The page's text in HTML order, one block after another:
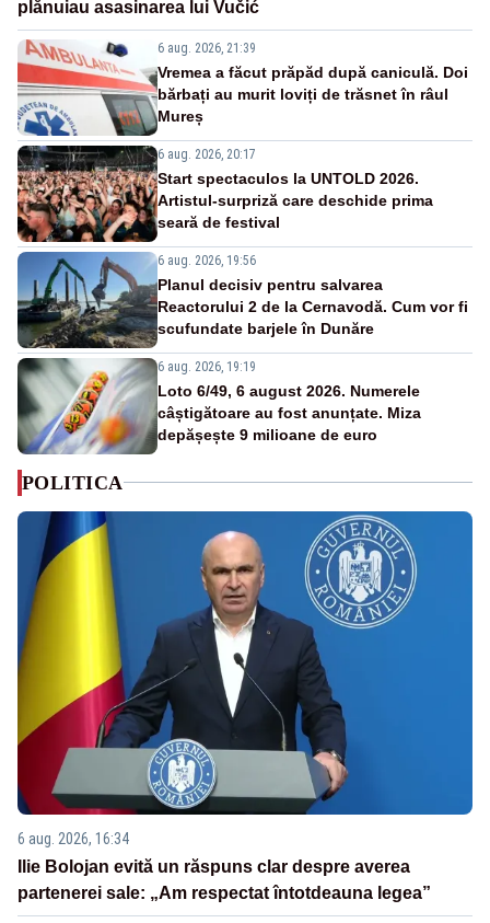
plănuiau asasinarea lui Vučić
6 aug. 2026, 21:39
Vremea a făcut prăpăd după caniculă. Doi
bărbați au murit loviți de trăsnet în râul
Mureș
6 aug. 2026, 20:17
Start spectaculos la UNTOLD 2026.
Artistul-surpriză care deschide prima
seară de festival
6 aug. 2026, 19:56
Planul decisiv pentru salvarea
Reactorului 2 de la Cernavodă. Cum vor fi
scufundate barjele în Dunăre
6 aug. 2026, 19:19
Loto 6/49, 6 august 2026. Numerele
câștigătoare au fost anunțate. Miza
depășește 9 milioane de euro
POLITICA
6 aug. 2026, 16:34
Ilie Bolojan evită un răspuns clar despre averea
partenerei sale: „Am respectat întotdeauna legea”